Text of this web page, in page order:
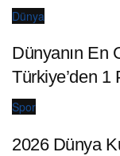
Dünya
Dünyanın En
Türkiye’den 1
Spor
2026 Dünya